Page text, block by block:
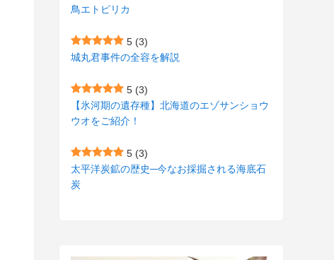
(3)
(15)
(157)
(52)
(3)
(1)
(10)
(2)
(1)
鳥エトピリカ
5 (3)
城丸君事件の全容を解説
5 (3)
【氷河期の遺存種】北海道のエゾサンショウ
ウオをご紹介！
5 (3)
太平洋炭鉱の歴史─今なお採掘される海底石
炭